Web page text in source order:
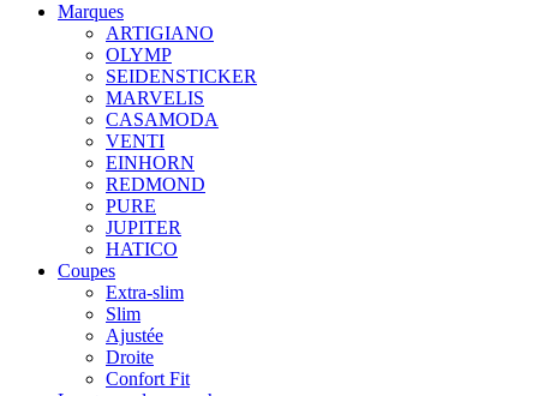
Marques
ARTIGIANO
OLYMP
SEIDENSTICKER
MARVELIS
CASAMODA
VENTI
EINHORN
REDMOND
PURE
JUPITER
HATICO
Coupes
Extra-slim
Slim
Ajustée
Droite
Confort Fit